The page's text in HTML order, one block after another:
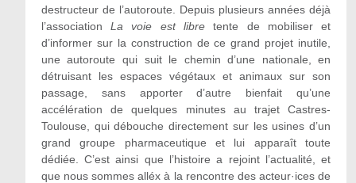
destructeur de l’autoroute. Depuis plusieurs années déjà
l’associationLa voie est libre tente de mobiliser et
d’informer sur la construction de ce grand projet inutile,
une autoroute qui suit le chemin d’une nationale, en
détruisant les espaces végétaux et animaux sur son
passage, sans apporter d’autre bienfait qu’une
accélération de quelques minutes au trajet Castres-
Toulouse, qui débouche directement sur les usines d’un
grand groupe pharmaceutique et lui apparaît toute
dédiée. C’est ainsi que l’histoire a rejoint l’actualité, et
que nous sommes alléx à la rencontre des acteur·ices de